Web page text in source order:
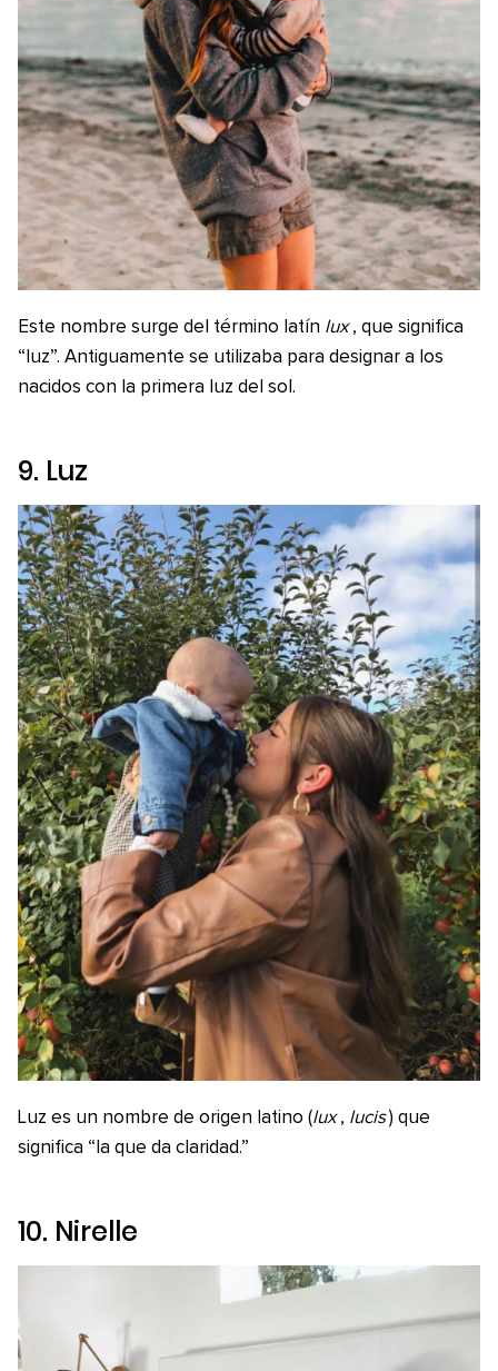
Este nombre surge del término latín lux , que significa
“luz”. Antiguamente se utilizaba para designar a los
nacidos con la primera luz del sol.
9. Luz
Luz es un nombre de origen latino (lux , lucis ) que
significa “la que da claridad.”
10. Nirelle